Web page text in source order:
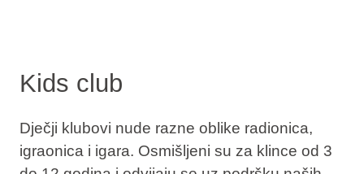
Kids club
Dječji klubovi nude razne oblike radionica,
igraonica i igara. Osmišljeni su za klince od 3